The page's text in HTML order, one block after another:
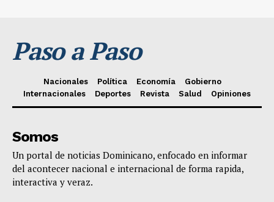
Paso a Paso
Nacionales Política Economía
Gobierno
Internacionales
Deportes Revista Salud Opiniones
Somos
Un portal de noticias Dominicano, enfocado en informar
del acontecer nacional e internacional de forma rapida,
interactiva y veraz.